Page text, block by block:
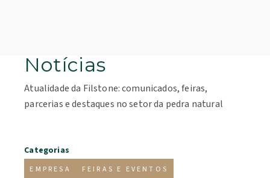
Notícias
Atualidade da Filstone: comunicados, feiras,
parcerias e destaques no setor da pedra natural
Categorias
EMPRESA FEIRAS E EVENTOS